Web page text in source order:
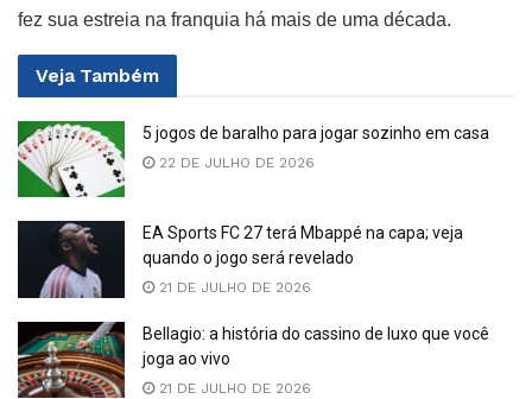
fez sua estreia na franquia há mais de uma década.
Veja Também
5 jogos de baralho para jogar sozinho em casa
22 DE JULHO DE 2026
EA Sports FC 27 terá Mbappé na capa; veja
quando o jogo será revelado
21 DE JULHO DE 2026
Bellagio: a história do cassino de luxo que você
joga ao vivo
21 DE JULHO DE 2026